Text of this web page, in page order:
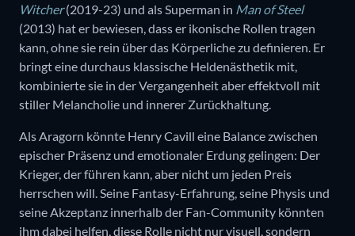
Witcher(2019-23) und als Superman in Man of Steel
(2013) hat er bewiesen, dass er ikonische Rollen tragen
kann, ohne sie rein über das Körperliche zu definieren. Er
bringt eine durchaus klassische Heldenästhetik mit,
kombinierte sie in der Vergangenheit aber effektvoll mit
stiller Melancholie und innerer Zurückhaltung.
Als Aragorn könnte Henry Cavill eine Balance zwischen
epischer Präsenz und emotionaler Erdung gelingen: Der
Krieger, der führen kann, aber nicht um jeden Preis
herrschen will. Seine Fantasy-Erfahrung, seine Physis und
seine Akzeptanz innerhalb der Fan-Community könnten
ihm dabei helfen, diese Rolle nicht nur visuell, sondern